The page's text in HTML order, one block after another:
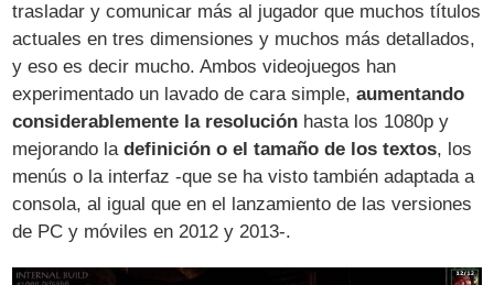
trasladar y comunicar más al jugador que muchos títulos
actuales en tres dimensiones y muchos más detallados,
y eso es decir mucho. Ambos videojuegos han
experimentado un lavado de cara simple,aumentando
considerablemente la resolución hasta los 1080p y
mejorando ladefinición o el tamaño de los textos, los
menús o la interfaz -que se ha visto también adaptada a
consola, al igual que en el lanzamiento de las versiones
de PC y móviles en 2012 y 2013-.